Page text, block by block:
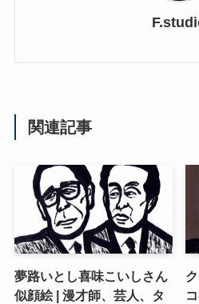
関連記事
夢路いとし喜味こいしさん
似顔絵 | 漫才師、芸人、タ